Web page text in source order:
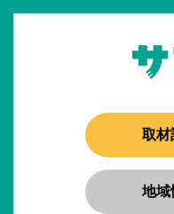
取材
地域